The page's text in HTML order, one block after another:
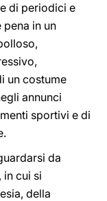
di periodici e
in un
un costume
annunci
sportivi e di
da
in cui si
della